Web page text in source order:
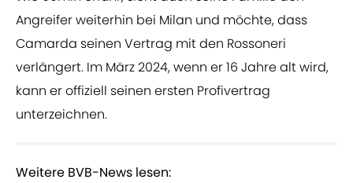
Angreifer weiterhin bei Milan und möchte, dass
Camarda seinen Vertrag mit den Rossoneri
verlängert. Im März 2024, wenn er 16 Jahre alt wird,
kann er offiziell seinen ersten Profivertrag
unterzeichnen.
Weitere BVB-News lesen: